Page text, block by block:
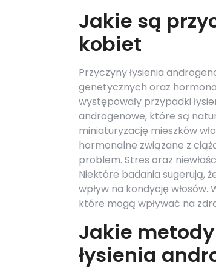
Jakie są
kobiet
Przyczyny łysienia
genetycznych oraz
występowały przypadki
androgenowe, które są
miniaturyzację mieszków
hormonalne związane z
problem. Stres oraz
Niektóre badania sugerują,
wpływ na kondycję
które mogą wpływać na
Jakie
łysienia